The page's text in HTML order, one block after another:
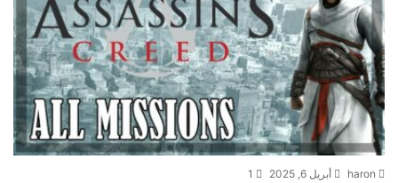
haron أبريل 6, 2025 1